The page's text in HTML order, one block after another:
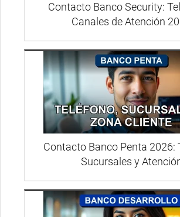
Contacto Banco Security:
Canales de Atención
Contacto Banco Penta 2026:
Sucursales y